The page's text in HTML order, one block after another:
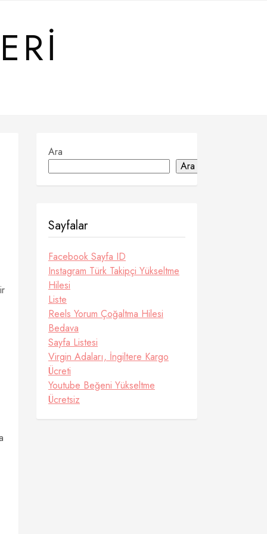
Ara
Ara
Sayfalar
Facebook Sayfa ID
Instagram Türk Takipçi Yükseltme
Hilesi
Liste
Reels Yorum Çoğaltma Hilesi
Bedava
Sayfa Listesi
Virgin Adaları, İngiltere Kargo
Ücreti
Youtube Beğeni Yükseltme
Ücretsiz